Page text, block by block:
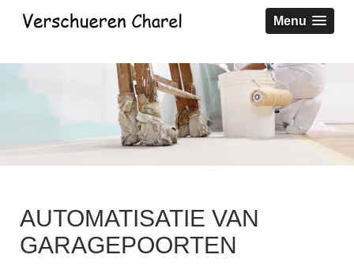
Menu
AUTOMATISATIE VAN
GARAGEPOORTEN